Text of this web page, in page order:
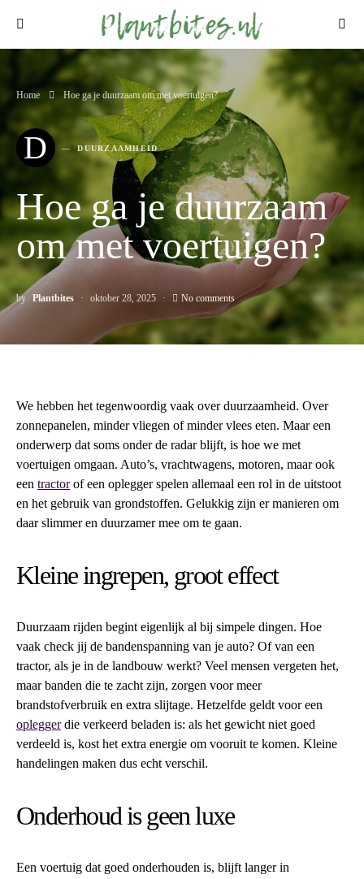
Home Hoe ga je duurzaam om met voertuigen?
D DUURZAAMHEID
Hoe ga je duurzaam
om met voertuigen?
by Plantbites oktober 28, 2025 No comments
We hebben het tegenwoordig vaak over duurzaamheid. Over
zonnepanelen, minder vliegen of minder vlees eten. Maar een
onderwerp dat soms onder de radar blijft, is hoe we met
voertuigen omgaan. Auto’s, vrachtwagens, motoren, maar ook
een tractorof een oplegger spelen allemaal een rol in de uitstoot
en het gebruik van grondstoffen. Gelukkig zijn er manieren om
daar slimmer en duurzamer mee om te gaan.
Kleine ingrepen, groot effect
Duurzaam rijden begint eigenlijk al bij simpele dingen. Hoe
vaak check jij de bandenspanning van je auto? Of van een
tractor, als je in de landbouw werkt? Veel mensen vergeten het,
maar banden die te zacht zijn, zorgen voor meer
brandstofverbruik en extra slijtage. Hetzelfde geldt voor een
opleggerdie verkeerd beladen is: als het gewicht niet goed
verdeeld is, kost het extra energie om vooruit te komen. Kleine
handelingen maken dus echt verschil.
Onderhoud is geen luxe
Een voertuig dat goed onderhouden is, blijft langer in